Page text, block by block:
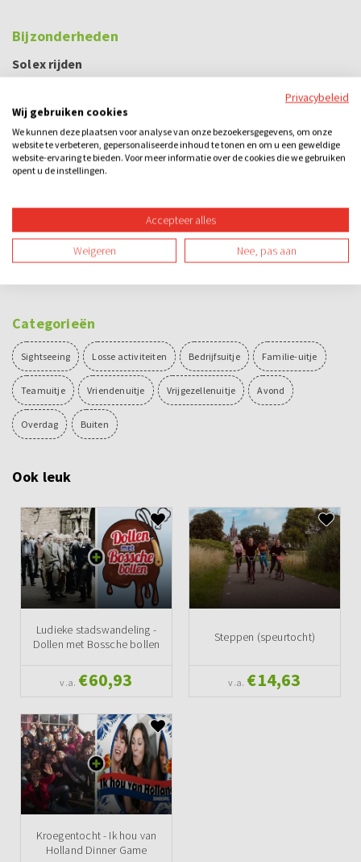
Bijzonderheden
Solex rijden
van een geldig bromfietsrijbewijs of geldig Nederlands
rijbewijs.
Wellicht ten overvloede, maar een ingetrokken of
verlopen rijbewijs wordt door ons niet gezien als een
Alcohol en verkeer gaan niet samen.
Algemeen
Dit uitje is alleen te boeken in combinatie met een
Categorieën
Sightseeing Losse activiteiten Bedrijfsuitje Familie-uitje
Teamuitje Vriendenuitje Vrijgezellenuitje Avond
Overdag Buiten
Ook leuk
Ludieke stadswandeling -
Dollen met Bossche bollen
v.a. €60,93
Steppen (speurtocht)
v.a. €14,63
Kroegentocht - Ik hou van
Holland Dinner Game
Privacybeleid
Wij gebruiken cookies
We kunnen deze plaatsen voor analyse van onze bezoekersgegevens, om onze
website te verbeteren, gepersonaliseerde inhoud te tonen en om u een geweldige
website-ervaring te bieden. Voor meer informatie over de cookies die we gebruiken
opent u de instellingen.
Accepteer alles
Weigeren Nee, pas aan